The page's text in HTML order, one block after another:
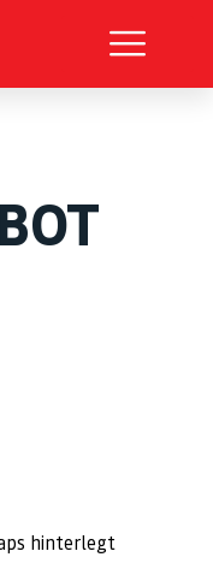
hinterlegt